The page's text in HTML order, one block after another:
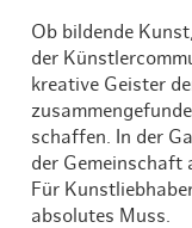
Ob bildende
der
kreative Geister
schaffen. In der
der Gemeinschaft
Für
absolutes Muss.